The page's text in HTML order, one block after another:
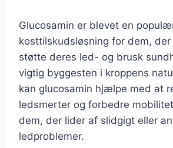
Glucosamin er blevet en
kosttilskudsløsning for dem,
støtte deres led- og brusk
vigtig byggesten i kroppens
kan glucosamin hjælpe med at
ledsmerter og forbedre
dem, der lider af slidgigt eller
ledproblemer.